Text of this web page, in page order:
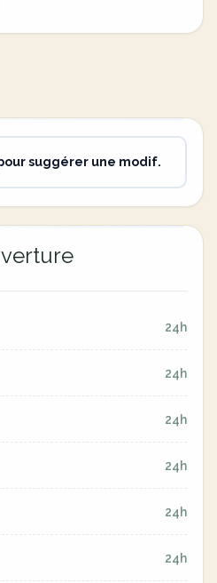
suggérer une modif.
24h
24h
24h
24h
24h
24h